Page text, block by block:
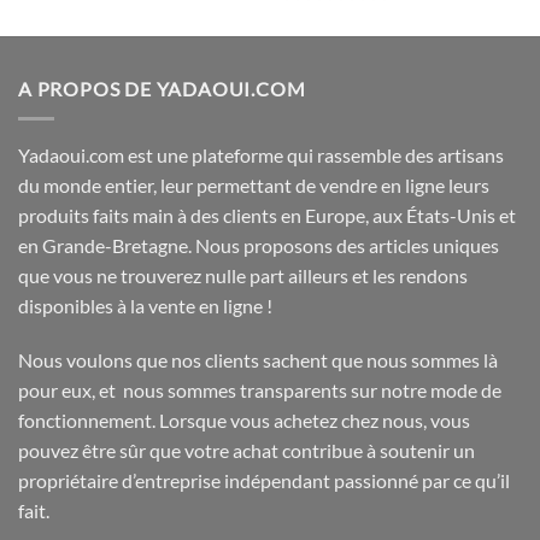
5
A PROPOS DE YADAOUI.COM
Yadaoui.com est une plateforme qui rassemble des artisans
du monde entier, leur permettant de vendre en ligne leurs
produits faits main à des clients en Europe, aux États-Unis et
en Grande-Bretagne. Nous proposons des articles uniques
que vous ne trouverez nulle part ailleurs et les rendons
disponibles à la vente en ligne !
Nous voulons que nos clients sachent que nous sommes là
pour eux, et nous sommes transparents sur notre mode de
fonctionnement. Lorsque vous achetez chez nous, vous
pouvez être sûr que votre achat contribue à soutenir un
propriétaire d’entreprise indépendant passionné par ce qu’il
fait.